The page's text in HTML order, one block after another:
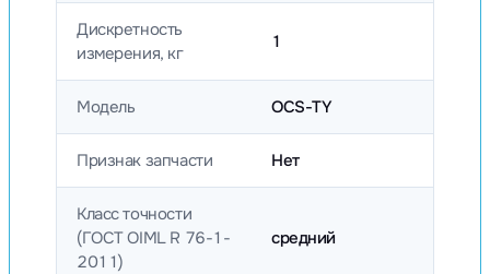
Дискретность
измерения, кг
1
Модель OCS-TY
Признак запчасти Нет
Класс точности
(ГОСТ OIML R 76-1-
2011)
средний